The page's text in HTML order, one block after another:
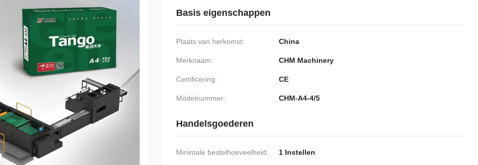
Basis eigenschappen
Plaats van herkomst: China
Merknaam: CHM Machinery
Certificering: CE
Modelnummer: CHM-A4-4/5
Handelsgoederen
Minimale bestelhoeveelheid: 1 Instellen